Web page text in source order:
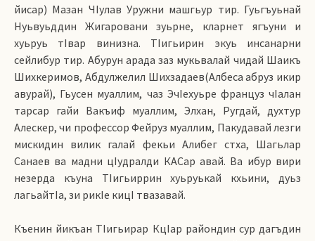
йисар) Мазан ЧIулав Уружни машгьур тир. Гуьгъуьнай
Нуьвуьддин Жигаровани зуьрне, кларнет ягъуни и
хуьруь тIвар винизна. ТIигьирин экуь инсанарни
сейлибур тир. Абурун арада заз мукьвалай чидай Шаикъ
Шихкеримов, Абдулжелил Шихзадаев(Албеса абруз икир
авурай), Гьусен муаллим, чаз ЭчIехуьре француз чIалан
тарсар гайи Вакъиф муаллим, Элхан, Ругдай, духтур
Алескер, чи профессор Фейруз муаллим, Пакудавай лезги
мискидин вилик галай фекьи Алибег стха, Шагьлар
Санаев ва мадни цIудралди КАСар авай. Ва ибур вири
незерда къуна ТIигьиррин хуьруькай кхьини, дуьз
лагьайтIа, зи рикIе кицI твазавай.
Къенин йикъан ТIигьирар КцIар райондин сур дагъдин